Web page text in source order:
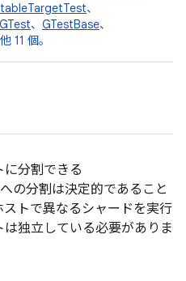
、
GTest、 GTestBase、
11 個。
分割できる
の分割は決定的であること
トで異なるシャードを実行
独立している必要がありま